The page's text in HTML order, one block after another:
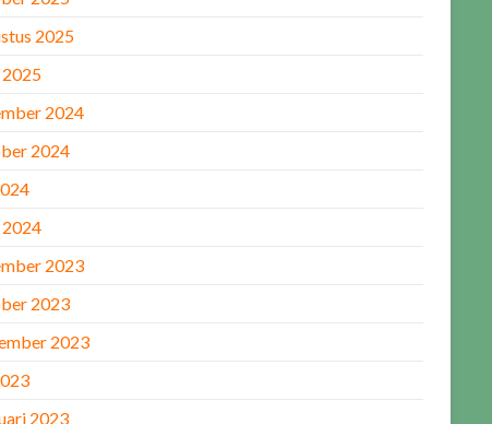
2025
2024
2024
2023
2023
2023
2023